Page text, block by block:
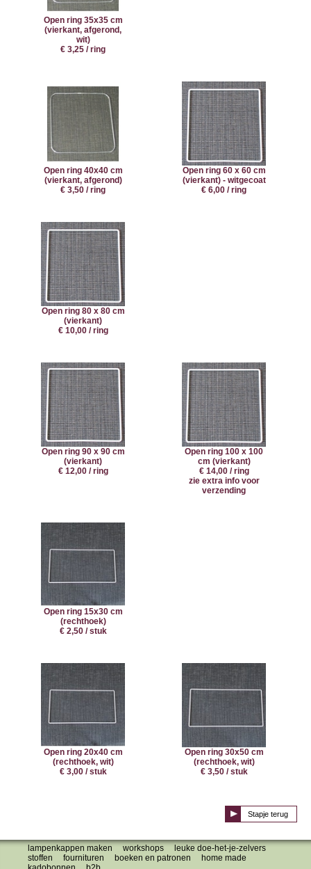
Open ring 35x35 cm
(vierkant, afgerond,
wit)
€ 3,25 / ring
Open ring 40x40 cm
(vierkant, afgerond)
€ 3,50 / ring
Open ring 60 x 60 cm
(vierkant) - witgecoat
€ 6,00 / ring
Open ring 80 x 80 cm
(vierkant)
€ 10,00 / ring
Open ring 90 x 90 cm
(vierkant)
€ 12,00 / ring
Open ring 100 x 100
cm (vierkant)
€ 14,00 / ring
zie extra info voor
verzending
Open ring 15x30 cm
(rechthoek)
€ 2,50 / stuk
Open ring 20x40 cm
(rechthoek, wit)
€ 3,00 / stuk
Open ring 30x50 cm
(rechthoek, wit)
€ 3,50 / stuk
Stapje terug
lampenkappen maken workshops
leuke doe-het-je-zelvers
stoffen
fournituren boeken en patronen
home made